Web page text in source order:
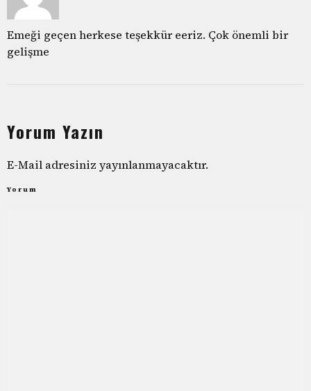
Emeği geçen herkese teşekkür eeriz. Çok önemli bir
gelişme
Yorum Yazın
E-Mail adresiniz yayınlanmayacaktır.
Yorum